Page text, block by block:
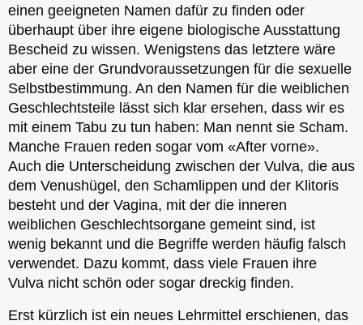
einen geeigneten Namen dafür zu finden oder
überhaupt über ihre eigene biologische Ausstattung
Bescheid zu wissen. Wenigstens das letztere wäre
aber eine der Grundvoraussetzungen für die sexuelle
Selbstbestimmung. An den Namen für die weiblichen
Geschlechtsteile lässt sich klar ersehen, dass wir es
mit einem Tabu zu tun haben: Man nennt sie Scham.
Manche Frauen reden sogar vom «After vorne».
Auch die Unterscheidung zwischen der Vulva, die aus
dem Venushügel, den Schamlippen und der Klitoris
besteht und der Vagina, mit der die inneren
weiblichen Geschlechtsorgane gemeint sind, ist
wenig bekannt und die Begriffe werden häufig falsch
verwendet. Dazu kommt, dass viele Frauen ihre
Vulva nicht schön oder sogar dreckig finden.
Erst kürzlich ist ein neues Lehrmittel erschienen, das